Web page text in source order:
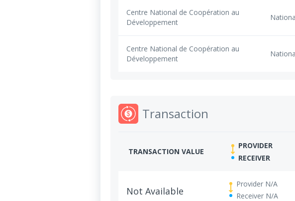
Centre National de Coopération au
Développement
Centre National de Coopération au
Développement
Transaction
TRANSACTION VALUE
PROVIDER
RECEIVER
Not Available
Provider N/A
Receiver N/A